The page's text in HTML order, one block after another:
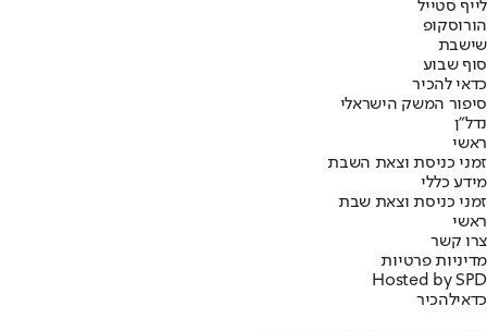
לייף סטייל
הורוסקופ
שישבת
סוף שבוע
כדאי להכיר
סיפור המשק הישראלי
נדל"ן
ראשי
זמני כניסת וצאת השבת
מידע כללי
זמני כניסת וצאת שבת
ראשי
צרו קשר
מדיניות פרטיות
Hosted by SPD
כדאילהכיר